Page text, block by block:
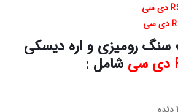
رومیزی و اره دیسکی
شامل :